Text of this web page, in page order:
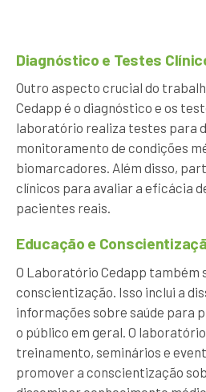
Diagnóstico e Testes
Outro aspecto crucial do
Cedapp é o diagnóstico e os
laboratório realiza testes para
monitoramento de condições
biomarcadores. Além disso,
clínicos para avaliar a eficácia
pacientes reais.
Educação e
O Laboratório Cedapp também
conscientização. Isso inclui a
informações sobre saúde para
o público em geral. O
treinamento, seminários e
promover a conscientização